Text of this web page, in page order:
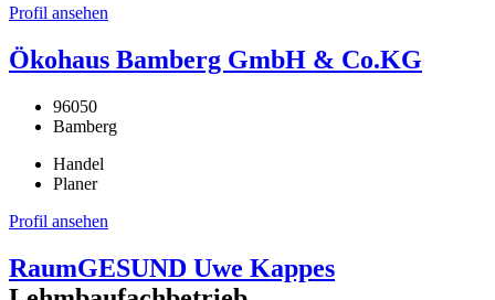
Profil ansehen
Ökohaus Bamberg GmbH & Co.KG
96050
Bamberg
Handel
Planer
Profil ansehen
RaumGESUND Uwe Kappes